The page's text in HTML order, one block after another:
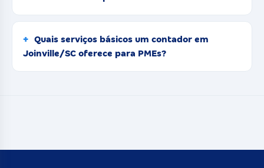
Quais serviços básicos um contador em
Joinville/SC oferece para PMEs?